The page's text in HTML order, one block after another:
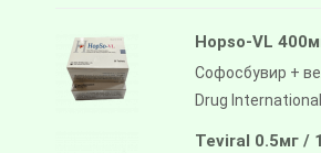
Hopso-VL
Софосбувир +
Drug
Teviral 0.5мг /